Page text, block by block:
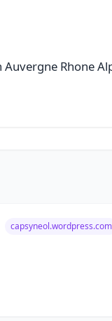
Rhone
capsyneol.wordpress.com